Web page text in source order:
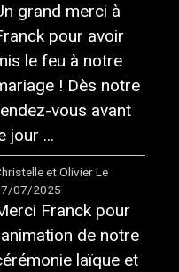
grand merci à
pour avoir
le feu à notre
! Dès notre
vous avant
jour ...
et Olivier Le
07/2025
Franck pour
de notre
laïque et